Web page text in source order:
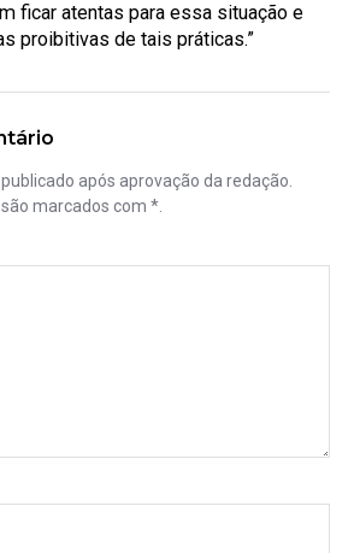
ficar atentas para essa situação e
proibitivas de tais práticas.”
após aprovação da redação.
marcados com *.